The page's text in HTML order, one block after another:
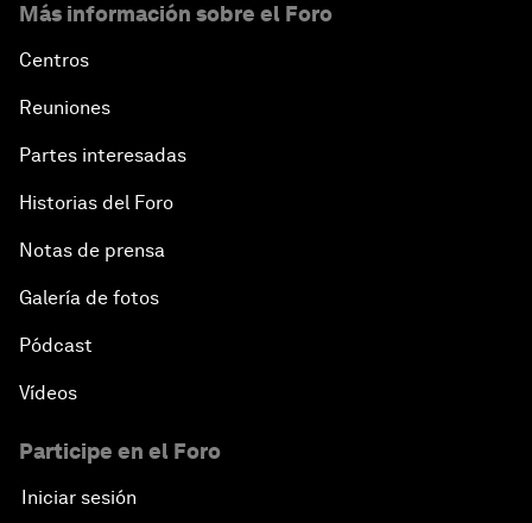
Más información sobre el Foro
Centros
Reuniones
Partes interesadas
Historias del Foro
Notas de prensa
Galería de fotos
Pódcast
Vídeos
Participe en el Foro
Iniciar sesión